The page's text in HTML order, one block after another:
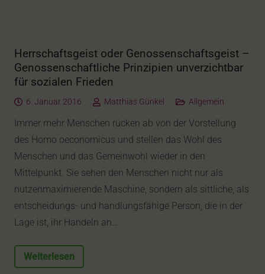
Herrschaftsgeist oder Genossenschaftsgeist –
Genossenschaftliche Prinzipien unverzichtbar
für sozialen Frieden
6. Januar 2016 Matthias Günkel Allgemein
Immer mehr Menschen rücken ab von der Vorstellung
des Homo oeconomicus und stellen das Wohl des
Menschen und das Gemeinwohl wieder in den
Mittelpunkt. Sie sehen den Menschen nicht nur als
nutzenmaximierende Maschine, sondern als sittliche, als
entscheidungs- und handlungsfähige Person, die in der
Lage ist, ihr Handeln an…
Weiterlesen